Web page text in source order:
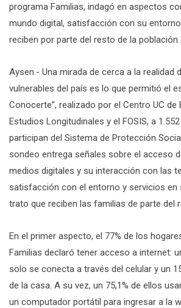
programa Familias, indagó en aspectos
mundo digital, satisfacción con su
reciben por parte del resto de la población.
Aysen.- Una mirada de cerca a la realidad
vulnerables del país es lo que permitió el
Conocerte”, realizado por el Centro UC de
Estudios Longitudinales y el FOSIS, a
participan del Sistema de Protección
sondeo entrega señales sobre el acceso
medios digitales y su interacción con las
satisfacción con el entorno y servicios en
trato que reciben las familias de parte del
En el primer aspecto, el 77% de los
Familias declaró tener acceso a internet:
solo se conecta a través del celular y un
de la casa. A su vez, un 75,1% de ellos
un computador portátil para ingresar a la